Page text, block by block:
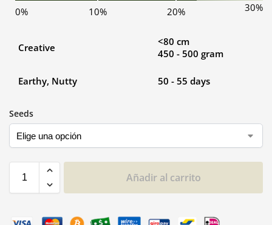
0% 10% 20% 30%
Creative
<80 cm
450 - 500 gram
Earthy, Nutty 50 - 55 days
Seeds
Añadir al carrito